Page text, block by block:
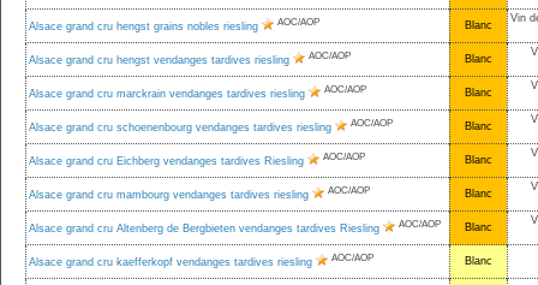
Alsace grand cru hengst grains nobles riesling AOC/AOP Blanc
Vin
Alsace grand cru hengst vendanges tardives riesling AOC/AOP Blanc
Alsace grand cru marckrain vendanges tardives riesling AOC/AOP Blanc
Alsace grand cru schoenenbourg vendanges tardives riesling AOC/AOP Blanc
Alsace grand cru Eichberg vendanges tardives Riesling AOC/AOP Blanc
Alsace grand cru mambourg vendanges tardives riesling AOC/AOP Blanc
Alsace grand cru Altenberg de Bergbieten vendanges tardives Riesling AOC/AOP Blanc
Alsace grand cru kaefferkopf vendanges tardives riesling AOC/AOP Blanc